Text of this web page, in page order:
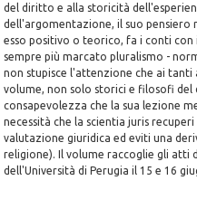
del diritto e alla storicità
dell'argomentazione, il suo pensiero
esso positivo o teorico, fa i conti
sempre più marcato pluralismo -
non stupisce l'attenzione che ai tanti
volume, non solo storici e filosofi del
consapevolezza che la sua lezione
necessità che la scientia juris
valutazione giuridica ed eviti una
religione). Il volume raccoglie gli atti
dell'Università di Perugia il 15 e 16